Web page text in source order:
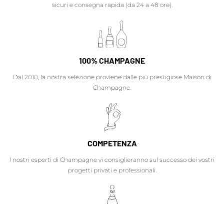
sicuri e consegna rapida (da 24 a 48 ore).
100% CHAMPAGNE
Dal 2010, la nostra selezione proviene dalle più prestigiose Maison di
Champagne.
COMPETENZA
I nostri esperti di Champagne vi consiglieranno sul successo dei vostri
progetti privati e professionali.